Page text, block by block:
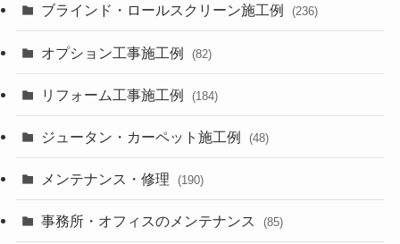
ブラインド・ロールスクリーン施工例 (236)
オプション工事施工例 (82)
リフォーム工事施工例 (184)
ジュータン・カーペット施工例 (48)
メンテナンス・修理 (190)
事務所・オフィスのメンテナンス (85)